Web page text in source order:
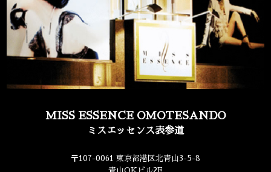
MISS ESSENCE OMOTESANDO
ミスエッセンス表参道
〒107-0061 東京都港区北青山3-5-8
青山OKビル2F